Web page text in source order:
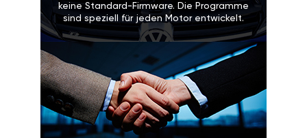
keine Standard-Firmware. Die Programme
sind speziell für jeden Motor entwickelt.